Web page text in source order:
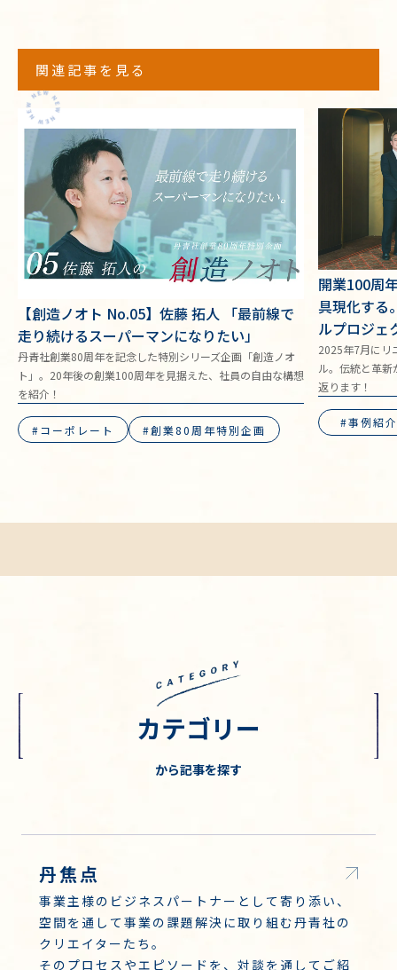
関連記事を見る
【創造ノオト No.05】佐藤 拓人 「最前線で
走り続けるスーパーマンになりたい」
丹青社創業80周年を記念した特別シリーズ企画「創造ノオ
ト」。20年後の創業100周年を見据えた、社員の自由な構想
を紹介！
コーポレート 創業80周年特別企画
開業100周
具現化する
ルプロジェ
2025年7月にリ
ル。伝統と革
返ります！
事例紹
カテゴリー
から記事を探す
丹焦点
事業主様のビジネスパートナーとして寄り添い、
空間を通して事業の課題解決に取り組む丹青社の
クリエイターたち。
そのプロセスやエピソードを、対談を通してご紹